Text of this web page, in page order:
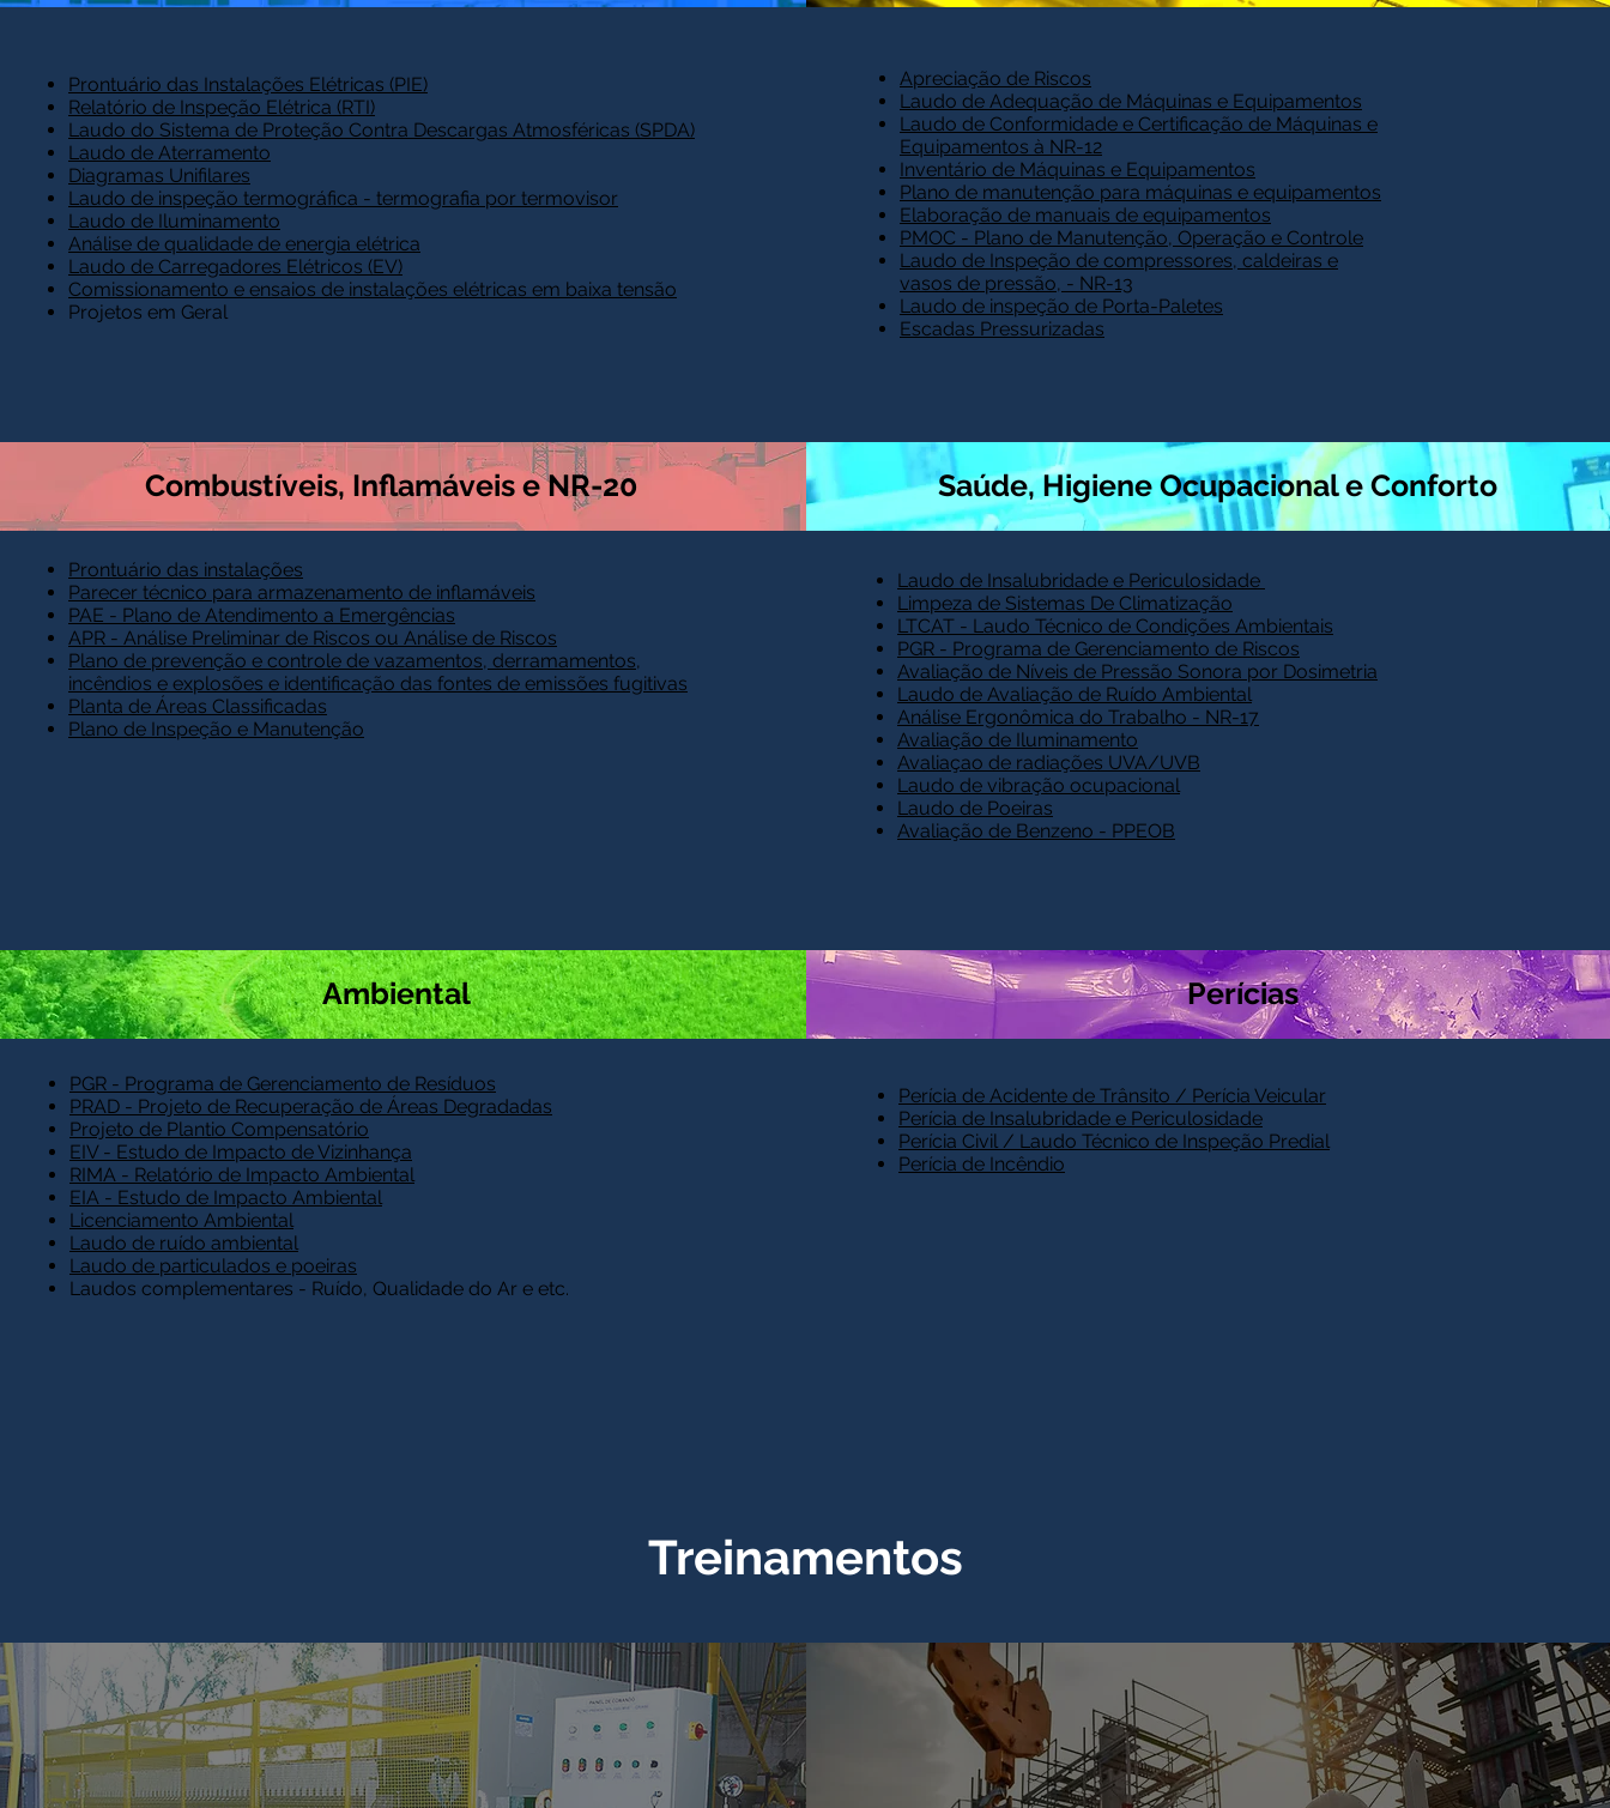
Prontuário das Instalações Elétricas (PIE)
Relatório de Inspeção Elétrica (RTI)
Laudo do Sistema de Proteção Contra Descargas Atmosféricas (SPDA)
Laudo de Aterramento
Diagramas Unifilares
Laudo de inspeção termográfica - termografia por termovisor
Laudo de Iluminamento
Análise de qualidade de energia elétrica
Laudo de Carregadores Elétricos (EV)
Comissionamento e ensaios de instalações elétricas em baixa tensão
Projetos em Geral
Apreciação de Riscos
Laudo de Adequação de Máquinas e Equipamentos
Laudo de Conformidade e Certificação de Máquinas e
Equipamentos à NR-12
Inventário de Máquinas e Equipamentos
Plano de manutenção para máquinas e equipamentos
Elaboração de manuais de equipamentos
PMOC - Plano de Manutenção, Operação e Controle
Laudo de Inspeção de compressores, caldeiras e
vasos de pressão, - NR-13
Laudo de inspeção de Porta-Paletes
Escadas Pressurizadas
Combustíveis, Inflamáveis e NR-20
Prontuário das instalações
Parecer técnico para armazenamento de inflamáveis
PAE - Plano de Atendimento a Emergências
APR - Análise Preliminar de Riscos ou Análise de Riscos
Plano de prevenção e controle de vazamentos, derramamentos,
incêndios e explosões e identificação das fontes de emissões fugitivas
Planta de Áreas Classificadas
Plano de Inspeção e Manutenção
Saúde, Higiene Ocupacional e Conforto
Laudo de Insalubridade e Periculosidade
Limpeza de Sistemas De Climatização
LTCAT - Laudo Técnico de Condições Ambientais
PGR - Programa de Gerenciamento de Riscos
Avaliação de Níveis de Pressão Sonora por Dosimetria
Laudo de Avaliação de Ruído Ambiental
Análise Ergonômica do Trabalho - NR-17
Avaliação de Iluminamento
Avaliaçao de radiações UVA/UVB
Laudo de vibração ocupacional
Laudo de Poeiras
Avaliação de Benzeno - PPEOB
Ambiental
PGR - Programa de Gerenciamento de Resíduos
PRAD - Projeto de Recuperação de Áreas Degradadas
Projeto de Plantio Compensatório
EIV - Estudo de Impacto de Vizinhança
RIMA - Relatório de Impacto Ambiental
EIA - Estudo de Impacto Ambiental
Licenciamento Ambiental
Laudo de ruído ambiental
Laudo de particulados e poeiras
Laudos complementares - Ruído, Qualidade do Ar e etc.
Perícias
Perícia de Acidente de Trânsito / Perícia Veicular
Perícia de Insalubridade e Periculosidade
Perícia Civil / Laudo Técnico de Inspeção Predial
Perícia de Incêndio
Treinamentos